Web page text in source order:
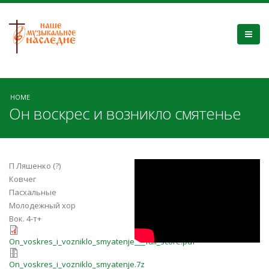
HOME
Он воскрес и возникло смятенье
П Ляшенко (?)
Ковчег
Пасхальные
Молодежный хор
Вок. 4-т+
On_voskres_i_vozniklo_smyatenje___full_score.pdf
On_voskres_i_vozniklo_smyatenje.7z
On_voskres_i_vozniklo_smyatenje.7z